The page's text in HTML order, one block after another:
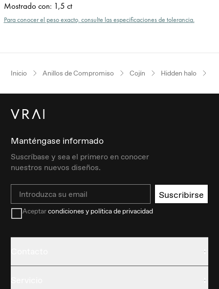
Mostrado con: 1,5 ct
Para conocer el peso exacto, consulte las especificaciones de tolerancia.
Inicio Anillos de Compromiso Cojín Hidden halo
Manténgase informado
Suscríbase y sea el primero en conocer
nuestros nuevos diseños.
Email Suscribirse
Aceptarcondiciones y política de privacidad